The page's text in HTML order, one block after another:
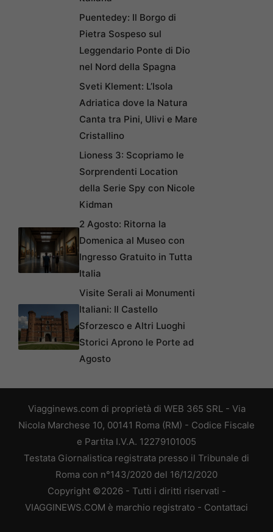
Puentedey: Il Borgo di
Pietra Sospeso sul
Leggendario Ponte di Dio
nel Nord della Spagna
Sveti Klement: L’Isola
Adriatica dove la Natura
Canta tra Pini, Ulivi e Mare
Cristallino
Lioness 3: Scopriamo le
Sorprendenti Location
della Serie Spy con Nicole
Kidman
2 Agosto: Ritorna la
Domenica al Museo con
Ingresso Gratuito in Tutta
Italia
Visite Serali ai Monumenti
Italiani: Il Castello
Sforzesco e Altri Luoghi
Storici Aprono le Porte ad
Agosto
Viagginews.com di proprietà di WEB 365 SRL - Via
Nicola Marchese 10, 00141 Roma (RM) - Codice Fiscale
e Partita I.V.A. 12279101005
Testata Giornalistica registrata presso il Tribunale di
Roma con n°143/2020 del 16/12/2020
Copyright ©2026 - Tutti i diritti riservati -
VIAGGINEWS.COM è marchio registrato - Contattaci